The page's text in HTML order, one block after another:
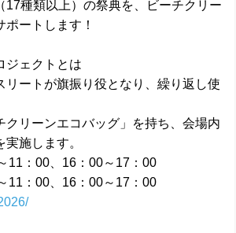
17種類以上）の祭典を、ビーチクリー
ートします！
ェクトとは
リートが旗振り役となり、繰り返し使
クリーンエコバッグ」を持ち、会場内
施します。
11：00、16：00～17：00
11：00、16：00～17：00